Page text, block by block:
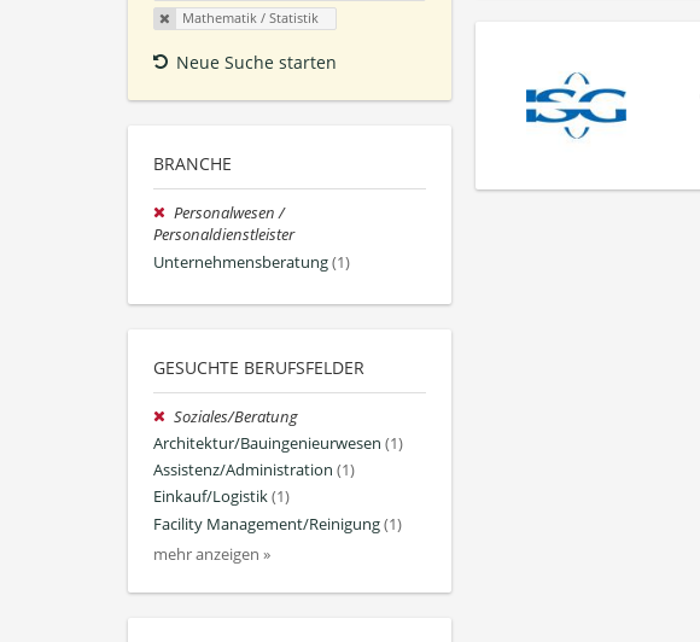
Mathematik / Statistik
Neue Suche starten
BRANCHE
Personalwesen /
Personaldienstleister
Unternehmensberatung(1)
GESUCHTE BERUFSFELDER
Soziales/Beratung
Architektur/Bauingenieurwesen (1)
Assistenz/Administration (1)
Einkauf/Logistik(1)
Facility Management/Reinigung(1)
mehr anzeigen »